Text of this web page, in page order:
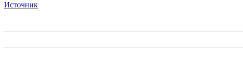
Источник